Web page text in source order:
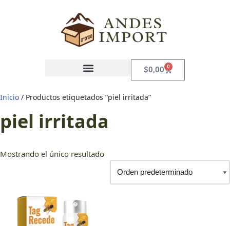
$0,00 0
Inicio / Productos etiquetados “piel irritada”
piel irritada
Mostrando el único resultado